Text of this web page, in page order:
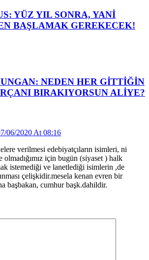
YÜZ YIL SONRA, YANİ
BAŞLAMAK GEREKECEK!
NEDEN HER GİTTİĞİN
BIRAKIYORSUN ALİYE?
06/2020 At 08:16
verilmesi edebiyatçıların isimleri, ni
olmadığımız için bugün (siyaset ) halk
istemediği ve lanetlediği isimlerin ,de
çelişkidir.mesela kenan evren bir
başbakan, cumhur başk.dahildir.